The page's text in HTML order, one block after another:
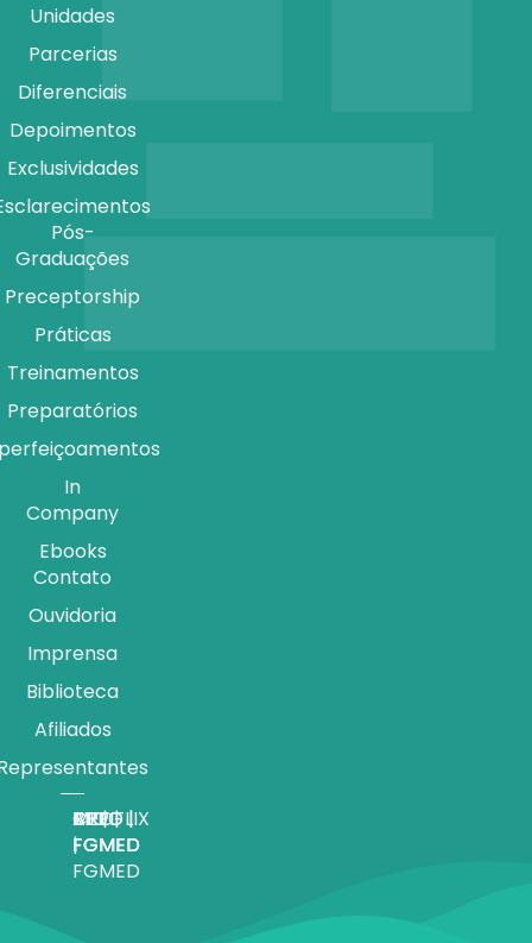
Unidades
Parcerias
Diferenciais
Depoimentos
Exclusividades
Pós-
Graduações
Preceptorship
Práticas
Treinamentos
Preparatórios
In
Company
Ebooks
Contato
Ouvidoria
Imprensa
Biblioteca
Afiliados
APP |
FGMED
MEDFLIX
|
FGMED
CRED |
FGMED
BLOG |
FGMED
TV |
FGMED